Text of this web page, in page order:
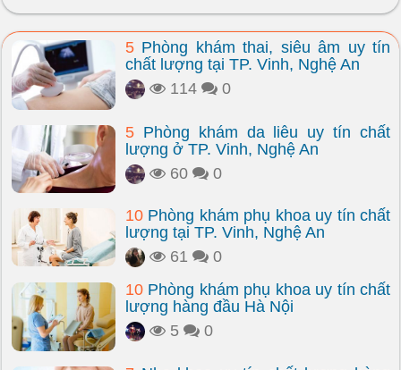
n
5 Phòng khám thai, siêu âm uy tín
chất lượng tại TP. Vinh, Nghệ An
114
0
5 Phòng khám da liễu uy tín chất
lượng ở TP. Vinh, Nghệ An
60
0
10 Phòng khám phụ khoa uy tín chất
lượng tại TP. Vinh, Nghệ An
61
0
10 Phòng khám phụ khoa uy tín chất
lượng hàng đầu Hà Nội
5
0